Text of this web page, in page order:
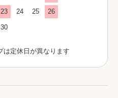
23 24 25 26
30
定休日が異なります